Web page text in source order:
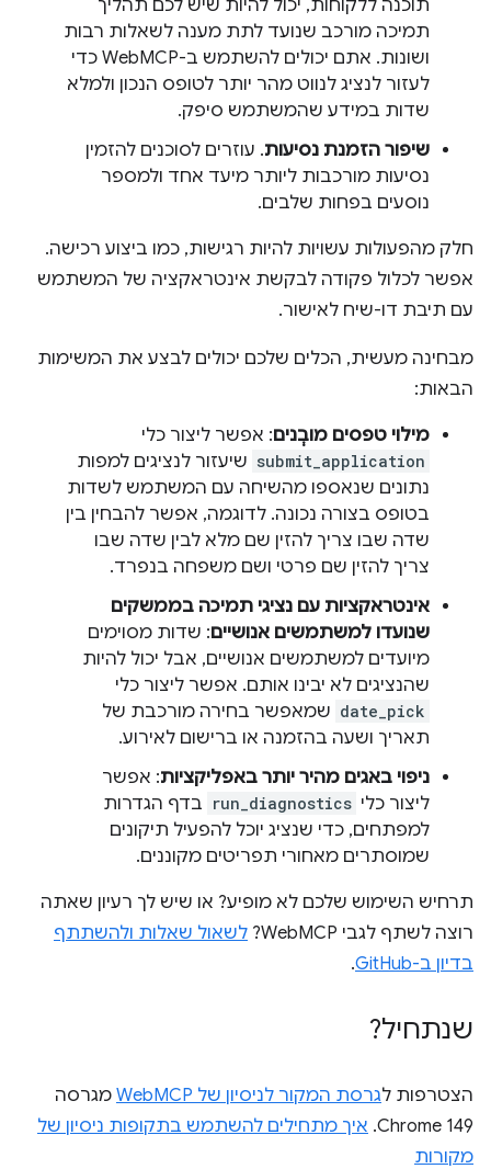
תוכנה ללקוחות, יכול להיות שיש לכם תהליך
תמיכה מורכב שנועד לתת מענה לשאלות רבות
ושונות. אתם יכולים להשתמש ב-WebMCP כדי
לעזור לנציג לנווט מהר יותר לטופס הנכון ולמלא
שדות במידע שהמשתמש סיפק.
שיפור הזמנת נסיעות. עוזרים לסוכנים להזמין
נסיעות מורכבות ליותר מיעד אחד ולמספר
נוסעים בפחות שלבים.
חלק מהפעולות עשויות להיות רגישות, כמו ביצוע רכישה.
אפשר לכלול פקודה לבקשת אינטראקציה של המשתמש
עם תיבת דו-שיח לאישור.
מבחינה מעשית, הכלים שלכם יכולים לבצע את המשימות
הבאות:
מילוי טפסים מובְנים: אפשר ליצור כלי
submit_application שיעזור לנציגים למפות
נתונים שנאספו מהשיחה עם המשתמש לשדות
בטופס בצורה נכונה. לדוגמה, אפשר להבחין בין
שדה שבו צריך להזין שם מלא לבין שדה שבו
צריך להזין שם פרטי ושם משפחה בנפרד.
אינטראקציות עם נציגי תמיכה בממשקים
שנועדו למשתמשים אנושיים: שדות מסוימים
מיועדים למשתמשים אנושיים, אבל יכול להיות
שהנציגים לא יבינו אותם. אפשר ליצור כלי
date_pick שמאפשר בחירה מורכבת של
תאריך ושעה בהזמנה או ברישום לאירוע.
ניפוי באגים מהיר יותר באפליקציות: אפשר
ליצור כלי run_diagnostics בדף הגדרות
למפתחים, כדי שנציג יוכל להפעיל תיקונים
שמוסתרים מאחורי תפריטים מקוננים.
תרחיש השימוש שלכם לא מופיע? או שיש לך רעיון שאתה
רוצה לשתף לגבי WebMCP?
לשאול שאלות ולהשתתף
בדיון ב-GitHub
.
שנתחיל?
הצטרפות לגרסת המקור לניסיון של WebMCP
מגרסה
Chrome 149. איך מתחילים להשתמש בתקופות ניסיון של
מקורות